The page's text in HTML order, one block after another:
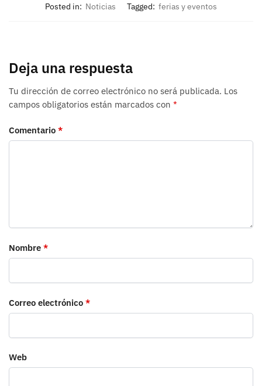
Posted in: Noticias Tagged: ferias y eventos
Deja una respuesta
Tu dirección de correo electrónico no será publicada. Los
campos obligatorios están marcados con *
Comentario *
Nombre *
Correo electrónico *
Web